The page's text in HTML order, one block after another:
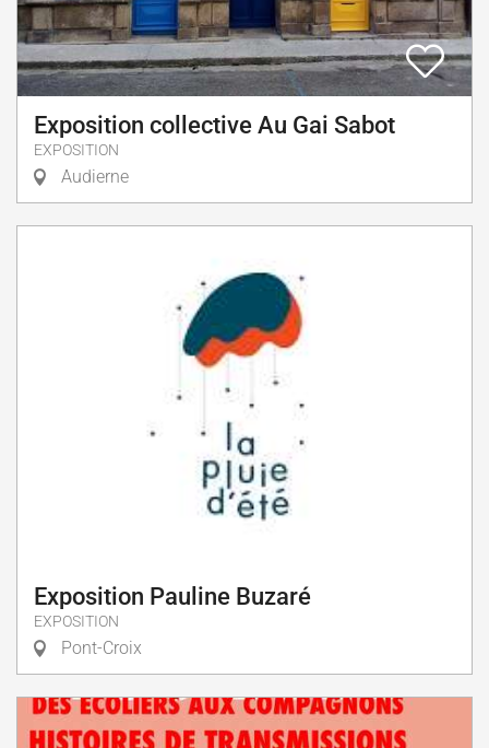
Exposition collective Au Gai Sabot
EXPOSITION
Audierne
Exposition Pauline Buzaré
EXPOSITION
Pont-Croix